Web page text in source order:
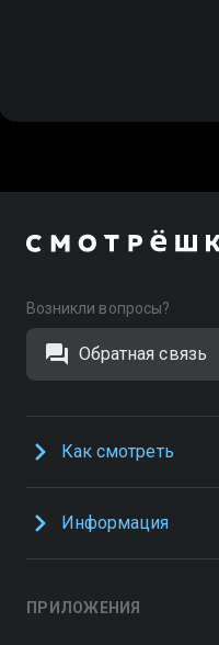
Возникли вопросы?
Обратная связь
Как смотреть
Информация
ПРИЛОЖЕНИЯ